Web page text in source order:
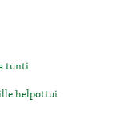
tunti
helpottui